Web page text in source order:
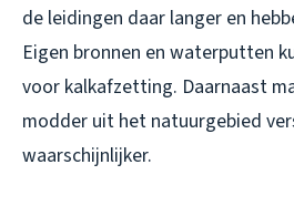
de leidingen daar langer en
Eigen bronnen en waterputten
voor kalkafzetting. Daarnaast
modder uit het natuurgebied
waarschijnlijker.